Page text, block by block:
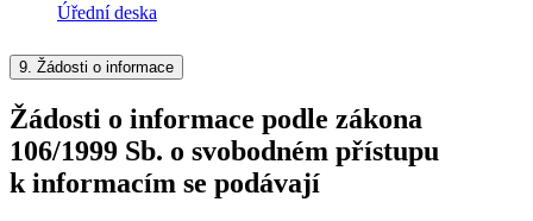
Úřední deska
9. Žádosti o informace
Žádosti o informace podle zákona
106/1999 Sb. o svobodném přístupu
k informacím se podávají